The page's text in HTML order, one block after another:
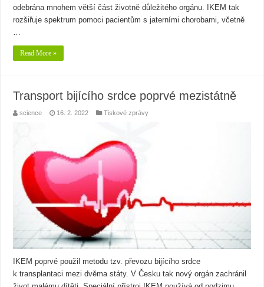
odebrána mnohem větší část životně důležitého orgánu. IKEM tak
rozšiřuje spektrum pomoci pacientům s jaterními chorobami, včetně
Read More »
Transport bijícího srdce poprvé mezistátně
science 16. 2. 2022 Tiskové zprávy
IKEM poprvé použil metodu tzv. převozu bijícího srdce
k transplantaci mezi dvěma státy. V Česku tak nový orgán zachránil